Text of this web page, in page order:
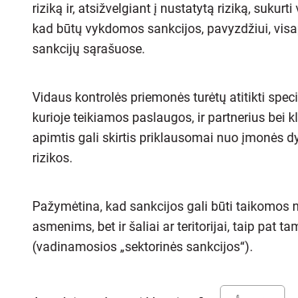
riziką ir, atsižvelgiant į nustatytą riziką,
kad būtų vykdomos sankcijos, pavyzdžiui,
sankcijų sąrašuose.
Vidaus kontrolės priemonės turėtų atitikti
kurioje teikiamos paslaugos, ir partnerius bei
apimtis gali skirtis priklausomai nuo įmonės
rizikos.
Pažymėtina, kad sankcijos gali būti taikomos
asmenims, bet ir šaliai ar teritorijai, taip pat
(vadinamosios „sektorinės sankcijos“).